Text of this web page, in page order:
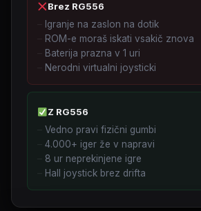
Brez RG556
Igranje na zaslon na dotik
ROM-e moraš iskati vsakič znova
Baterija prazna v 1 uri
Nerodni virtualni joysticki
Z RG556
Vedno pravi fizični gumbi
4.000+ iger že v napravi
8 ur neprekinjene igre
Hall joystick brez drifta